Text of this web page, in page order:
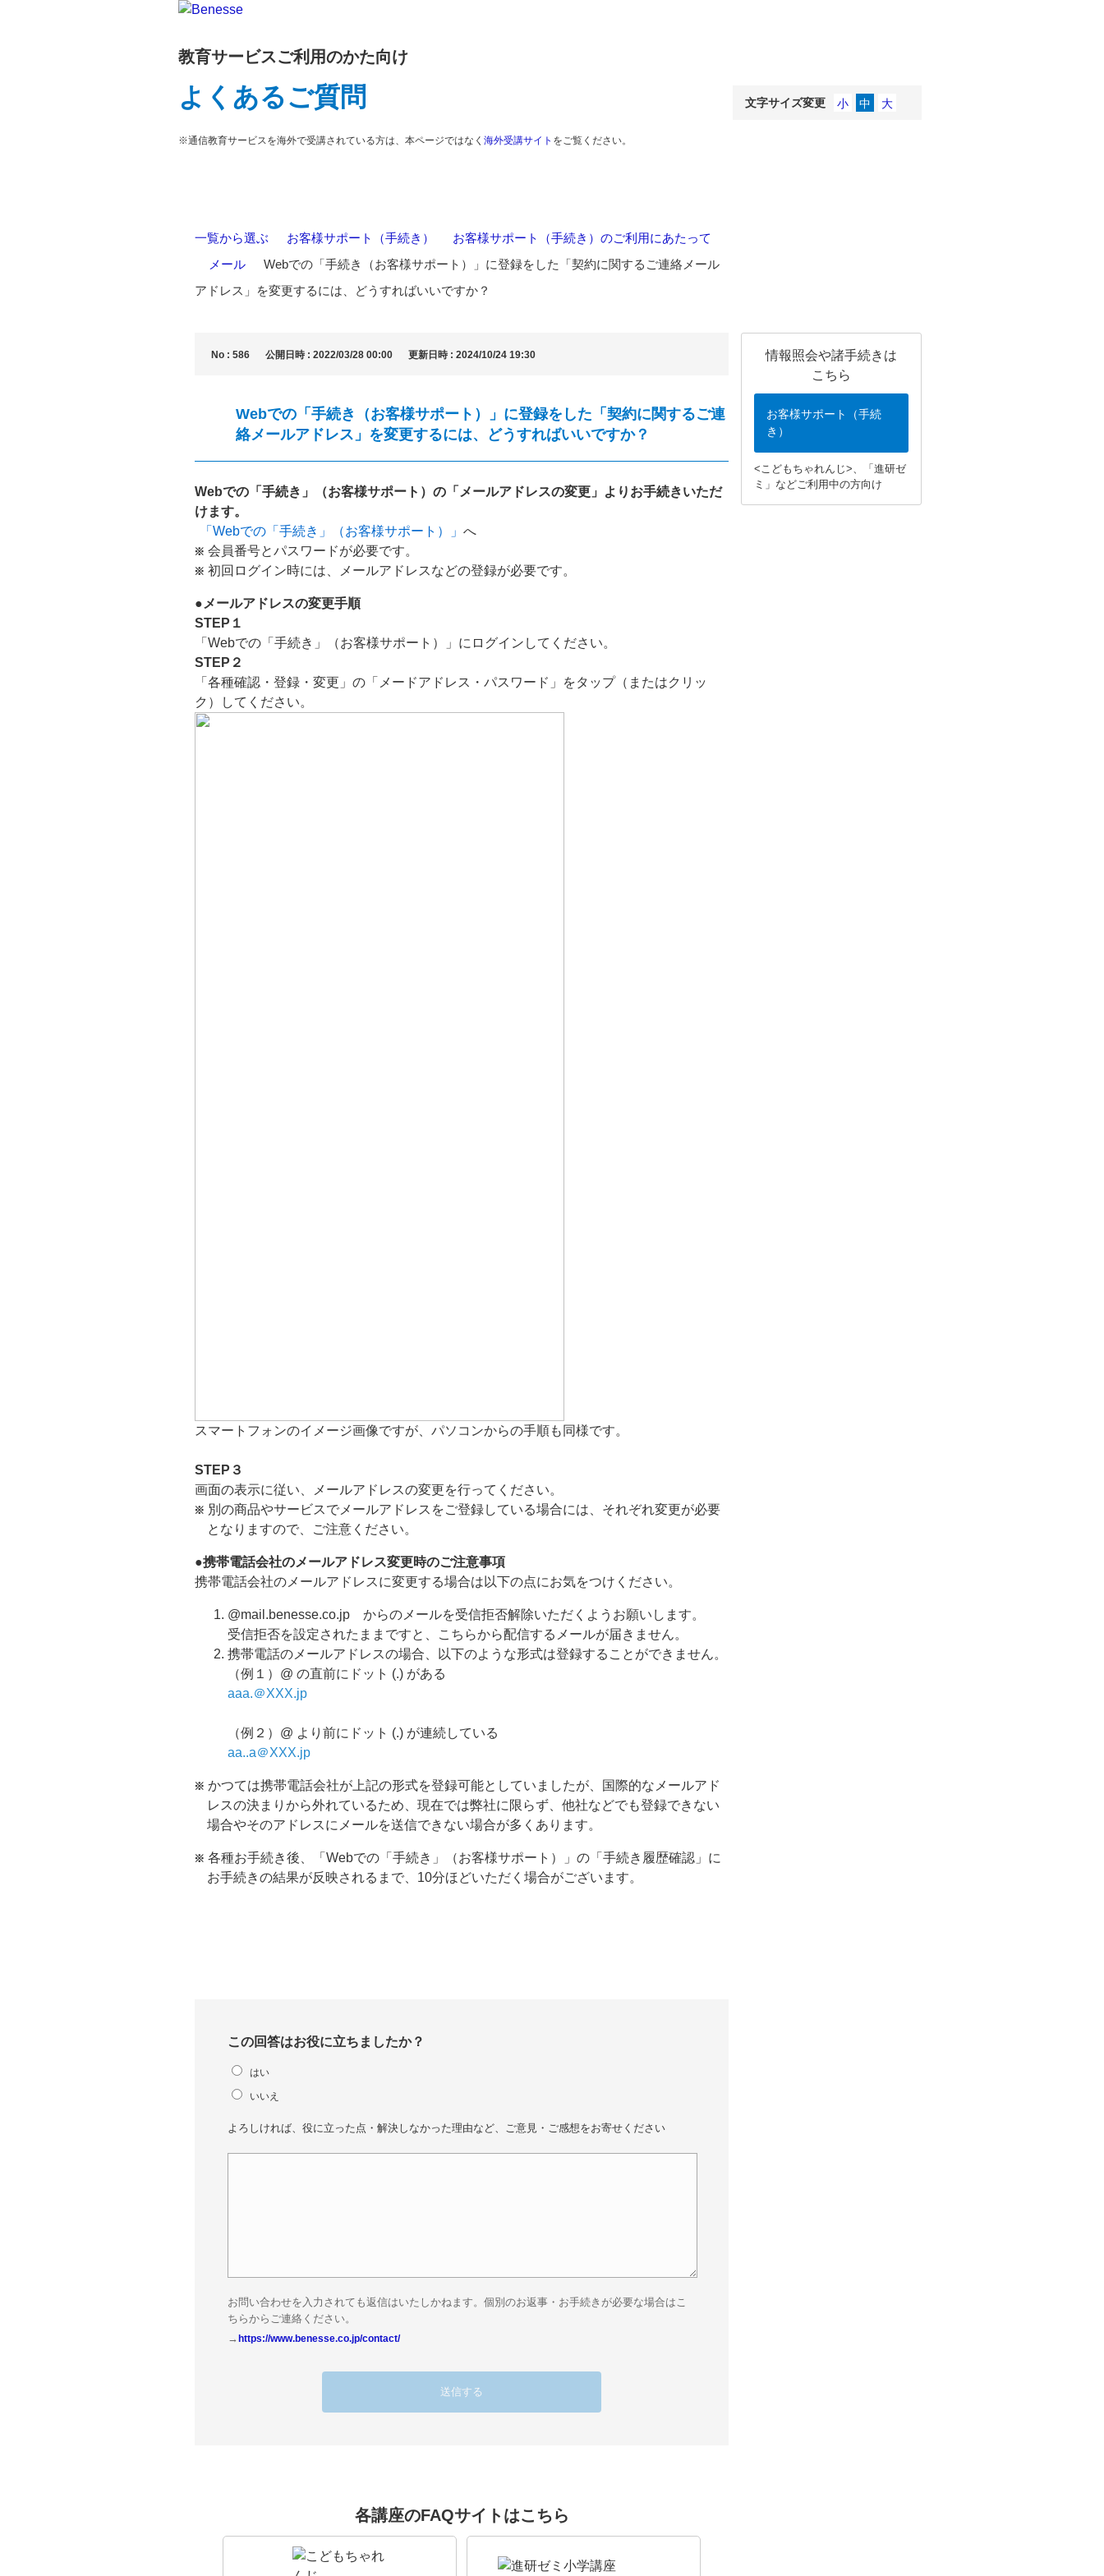
教育サービスご利用のかた向け
よくあるご質問
※通信教育サービスを海外で受講されている方は、本ページではなく 海外受講サイト をご覧ください。
文字サイズ変更
一覧から選ぶ お客様サポート（手続き）
お客様サポート（手続き）のご利用にあたって
メール
Webでの「手続き（お客様サポート）」に登録をした「契約に関するご連絡メール
アドレス」を変更するには、どうすればいいですか？
情報照会や諸手続きは
こちら
お客様サポート（手続
き）
<こどもちゃれんじ>、「進研ゼ
ミ」などご利用中の方向け
No : 586 公開日時 : 2022/03/28 00:00 更新日時 : 2024/10/24 19:30
Webでの「手続き（お客様サポート）」に登録をした「契約に関するご連
絡メールアドレス」を変更するには、どうすればいいですか？
Webでの「手続き」（お客様サポート）の「メールアドレスの変更」よりお手続きいただ
けます。
「Webでの「手続き」（お客様サポート）」 へ
会員番号とパスワードが必要です。
初回ログイン時には、メールアドレスなどの登録が必要です。
●メールアドレスの変更手順
STEP１
「Webでの「手続き」（お客様サポート）」にログインしてください。
STEP２
「各種確認・登録・変更」の「メードアドレス・パスワード」をタップ（またはクリッ
ク）してください。
スマートフォンのイメージ画像ですが、パソコンからの手順も同様です。
STEP３
画面の表示に従い、メールアドレスの変更を行ってください。
別の商品やサービスでメールアドレスをご登録している場合には、それぞれ変更が必要
となりますので、ご注意ください。
●携帯電話会社のメールアドレス変更時のご注意事項
携帯電話会社のメールアドレスに変更する場合は以下の点にお気をつけください。
@mail.benesse.co.jp からのメールを受信拒否解除いただくようお願いします。
受信拒否を設定されたままですと、こちらから配信するメールが届きません。
携帯電話のメールアドレスの場合、以下のような形式は登録することができません。
（例１）@ の直前にドット (.) がある
aaa.＠XXX.jp
（例２）@ より前にドット (.) が連続している
aa..a＠XXX.jp
かつては携帯電話会社が上記の形式を登録可能としていましたが、国際的なメールアド
レスの決まりから外れているため、現在では弊社に限らず、他社などでも登録できない
場合やそのアドレスにメールを送信できない場合が多くあります。
各種お手続き後、「Webでの「手続き」（お客様サポート）」の「手続き履歴確認」に
お手続きの結果が反映されるまで、10分ほどいただく場合がございます。
この回答はお役に立ちましたか？
はい
いいえ
よろしければ、役に立った点・解決しなかった理由など、ご意見・ご感想をお寄せください
お問い合わせを入力されても返信はいたしかねます。個別のお返事・お手続きが必要な場合はこ
ちらからご連絡ください。
→https://www.benesse.co.jp/contact/
各講座のFAQサイトはこちら